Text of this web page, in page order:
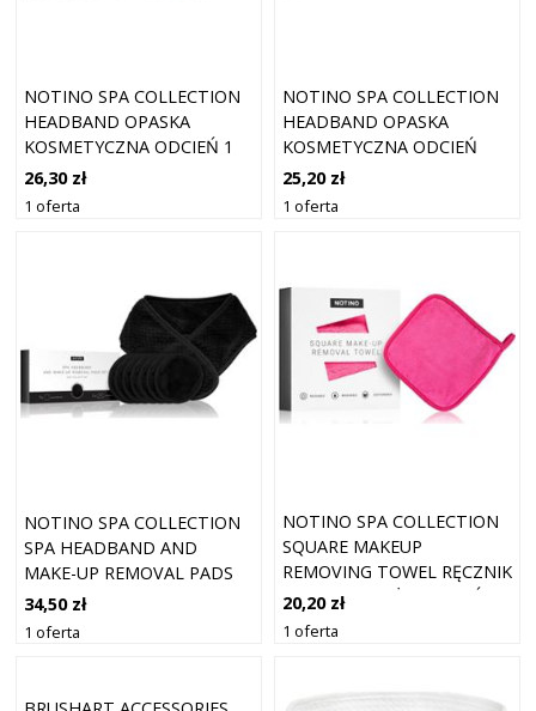
NOTINO SPA COLLECTION
HEADBAND OPASKA
KOSMETYCZNA ODCIEŃ 1
SZT.
26,30 zł
1 oferta
NOTINO SPA COLLECTION
HEADBAND OPASKA
KOSMETYCZNA ODCIEŃ
LILAC
25,20 zł
1 oferta
NOTINO SPA COLLECTION
SPA HEADBAND AND
MAKE-UP REMOVAL PADS
SET ZESTAW DO
DEMAKIJAŻU Z OPASKĄ
34,50 zł
1 oferta
NOTINO SPA COLLECTION
SQUARE MAKEUP
REMOVING TOWEL RĘCZNIK
DO DEMAKIJAŻU ODCIEŃ
PINK 1 SZT.
20,20 zł
1 oferta